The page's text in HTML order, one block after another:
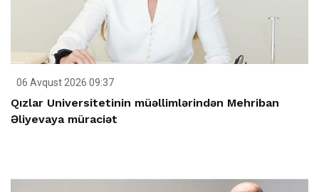
06 Avqust 2026 09:37
Qızlar Universitetinin müəllimlərindən Mehriban
Əliyevaya müraciət